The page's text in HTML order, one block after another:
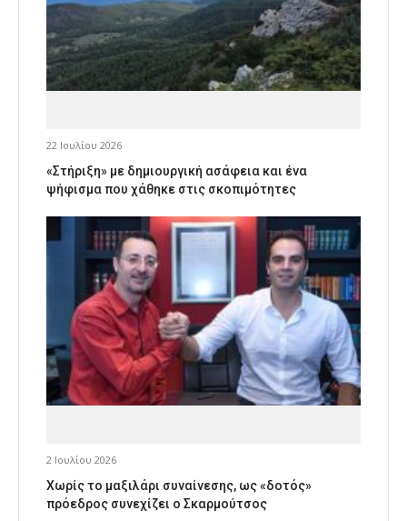
22 Ιουλίου 2026
«Στήριξη» με δημιουργική ασάφεια και ένα
ψήφισμα που χάθηκε στις σκοπιμότητες
2 Ιουλίου 2026
Χωρίς το μαξιλάρι συναίνεσης, ως «δοτός»
πρόεδρος συνεχίζει ο Σκαρμούτσος